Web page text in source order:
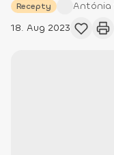
Recepty Antónia
18. Aug 2023